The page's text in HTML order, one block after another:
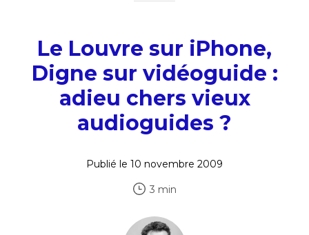
Le Louvre sur iPhone,
Digne sur vidéoguide :
adieu chers vieux
audioguides ?
Publié le 10 novembre 2009
3 min